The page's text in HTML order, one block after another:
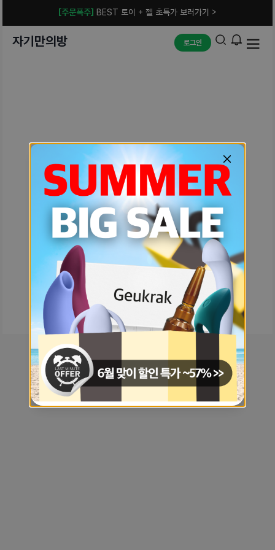
[주문폭주] BEST 토이 + 젤 초특가 보러가기 >
자기만의방 로그인
예상치 못한 에러입니다.